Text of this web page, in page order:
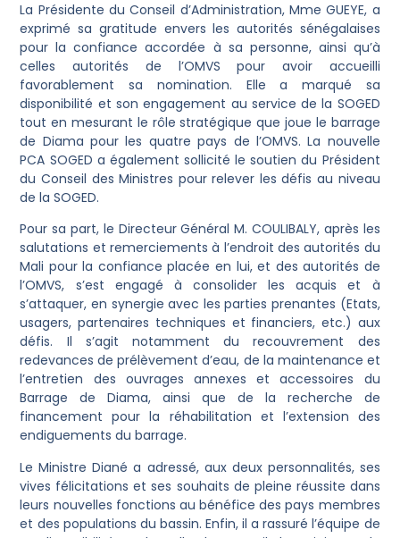
La Présidente du Conseil d’Administration, Mme GUEYE, a
exprimé sa gratitude envers les autorités sénégalaises
pour la confiance accordée à sa personne, ainsi qu’à
celles autorités de l’OMVS pour avoir accueilli
favorablement sa nomination. Elle a marqué sa
disponibilité et son engagement au service de la SOGED
tout en mesurant le rôle stratégique que joue le barrage
de Diama pour les quatre pays de l’OMVS. La nouvelle
PCA SOGED a également sollicité le soutien du Président
du Conseil des Ministres pour relever les défis au niveau
de la SOGED.
Pour sa part, le Directeur Général M. COULIBALY, après les
salutations et remerciements à l’endroit des autorités du
Mali pour la confiance placée en lui, et des autorités de
l’OMVS, s’est engagé à consolider les acquis et à
s’attaquer, en synergie avec les parties prenantes (Etats,
usagers, partenaires techniques et financiers, etc.) aux
défis. Il s’agit notamment du recouvrement des
redevances de prélèvement d’eau, de la maintenance et
l’entretien des ouvrages annexes et accessoires du
Barrage de Diama, ainsi que de la recherche de
financement pour la réhabilitation et l’extension des
endiguements du barrage.
Le Ministre Diané a adressé, aux deux personnalités, ses
vives félicitations et ses souhaits de pleine réussite dans
leurs nouvelles fonctions au bénéfice des pays membres
et des populations du bassin. Enfin, il a rassuré l’équipe de